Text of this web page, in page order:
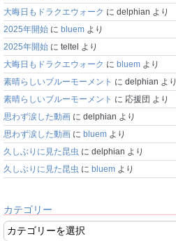
大晦日もドラクエウォーク に delphian より
2025年開始 に bluem より
2025年開始 に teltel より
大晦日もドラクエウォーク に bluem より
素晴らしいブルーモーメント に delphian より
素晴らしいブルーモーメント に 応援団 より
思わず涙した動画 に delphian より
思わず涙した動画 に bluem より
久しぶりに見た昆虫 に delphian より
久しぶりに見た昆虫 に bluem より
カテゴリー